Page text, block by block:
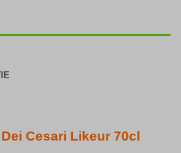
Cesari Likeur 70cl